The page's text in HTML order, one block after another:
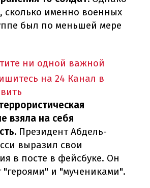
сколько именно военных
был по меньшей мере
ни одной важной
на 24 Канал в
взяла на себя
Президент Абдель-
выразил свои
в посте в фейсбуке. Он
"героями" и "мучениками".